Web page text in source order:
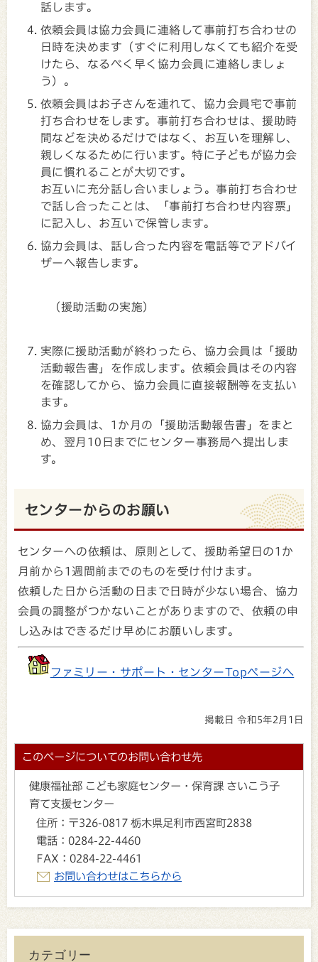
話します。
依頼会員は協力会員に連絡して事前打ち合わせの
日時を決めます（すぐに利用しなくても紹介を受
けたら、なるべく早く協力会員に連絡しましょ
う）。
依頼会員はお子さんを連れて、協力会員宅で事前
打ち合わせをします。事前打ち合わせは、援助時
間などを決めるだけではなく、お互いを理解し、
親しくなるために行います。特に子どもが協力会
員に慣れることが大切です。
お互いに充分話し合いましょう。事前打ち合わせ
で話し合ったことは、「事前打ち合わせ内容票」
に記入し、お互いで保管します。
協力会員は、話し合った内容を電話等でアドバイ
ザーへ報告します。
（援助活動の実施）
実際に援助活動が終わったら、協力会員は「援助
活動報告書」を作成します。依頼会員はその内容
を確認してから、協力会員に直接報酬等を支払い
ます。
協力会員は、1か月の「援助活動報告書」をまと
め、翌月10日までにセンター事務局へ提出しま
す。
センターからのお願い
センターへの依頼は、原則として、援助希望日の1か
月前から1週間前までのものを受け付けます。
依頼した日から活動の日まで日時が少ない場合、協力
会員の調整がつかないことがありますので、依頼の申
し込みはできるだけ早めにお願いします。
ファミリー・サポート・センターTopページへ
掲載日 令和5年2月1日
このページについてのお問い合わせ先
健康福祉部 こども家庭センター・保育課 さいこう子
育て支援センター
住所： 〒326-0817 栃木県足利市西宮町2838
電話： 0284-22-4460
FAX： 0284-22-4461
お問い合わせはこちらから
カテゴリー